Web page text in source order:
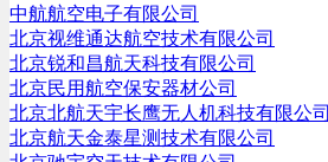
陈先生 17年 高中
不限
邓女士
4年 本科
计划调度专员，地面保障专员
中航航空电子有限公司
北京视维通达航空技术有限公司
北京锐和昌航天科技有限公司
北京民用航空保安器材公司
北京北航天宇长鹰无人机科技有限公司
北京航天金泰星测技术有限公司